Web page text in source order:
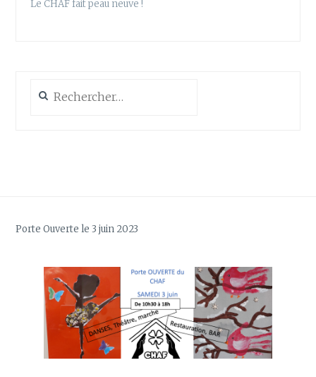
Le CHAF fait peau neuve !
Porte Ouverte le 3 juin 2023